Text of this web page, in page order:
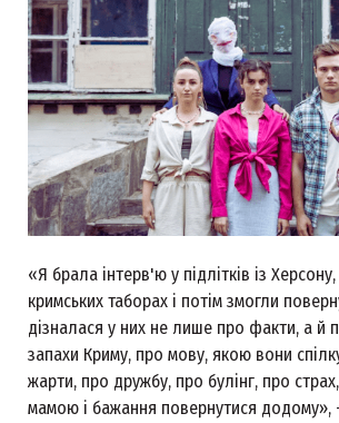
«Я брала інтерв'ю у підлітків із
кримських таборах і потім змогли
дізналася у них не лише про факти, а й
запахи Криму, про мову, якою вони
жарти, про дружбу, про булінг, про
мамою і бажання повернутися додому»,